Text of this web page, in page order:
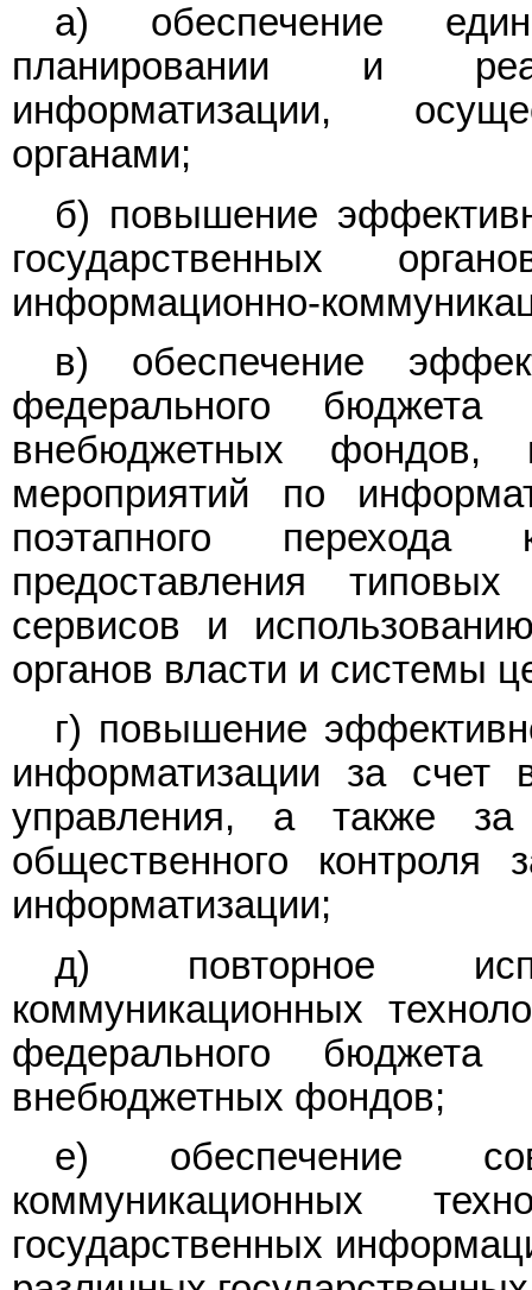
а) обеспечение
планировании и
информатизации,
органами;
б) повышение
государственных
информационно-
в) обеспечение
федерального бюджета
внебюджетных фондов,
мероприятий по
поэтапного перехода
предоставления типовых
сервисов и
органов власти и системы
г) повышение
информатизации за счет
управления, а также за
общественного контроля
информатизации;
д) повторное
коммуникационных
федерального бюджета
внебюджетных фондов;
е) обеспечение
коммуникационных
государственных